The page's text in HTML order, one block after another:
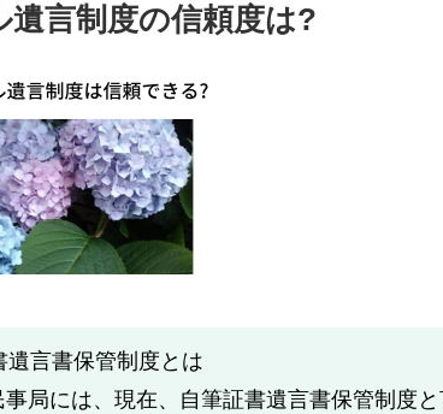
遺言制度の信頼度は?
遺言書保管制度とは
局には、現在、自筆証書遺言書保管制度